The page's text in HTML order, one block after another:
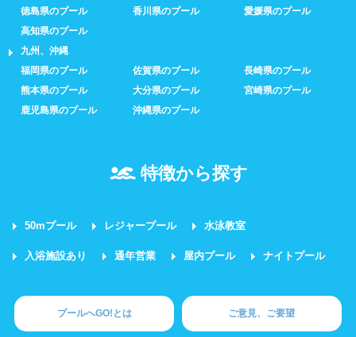
徳島県のプール
香川県のプール
愛媛県のプール
高知県のプール
九州、沖縄
福岡県のプール
佐賀県のプール
長崎県のプール
熊本県のプール
大分県のプール
宮崎県のプール
鹿児島県のプール
沖縄県のプール
特徴から探す
50mプール レジャープール 水泳教室
入浴施設あり 通年営業 屋内プール ナイトプール
プールへGO!とは ご意見、ご要望